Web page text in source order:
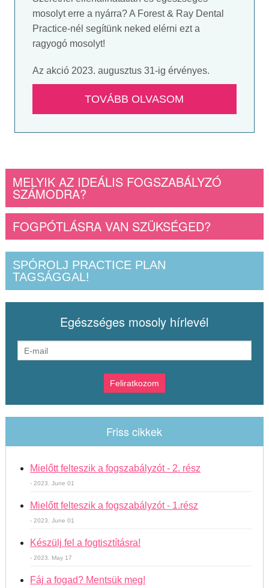
mosolyt erre a nyárra? A Forest & Ray Dental
Practice-nél segítünk neked elérni ezt a
ragyogó mosolyt!
Az akció 2023. augusztus 31-ig érvényes.
TOVÁBB OLVASOM
MELYIK AZ IDEÁLIS FOGSZABÁLYZÓ
SZÁMODRA?
FOGPÓTLÁSRA VAN SZÜKSÉGED?
SPÓROLJ PRACTICE PLAN
TAGSÁGGAL!
Egészséges mosoly hírlevél
Friss cikkek
Mielőtt felteszik a fogszabályzót - 2. rész
- 2023. June 01
Mielőtt felteszik a fogszabályzót - 1.rész
- 2023. June 01
Készülj fel a fogtisztításra!
- 2023. May 17
Fáj a fogad? Mentsük meg!